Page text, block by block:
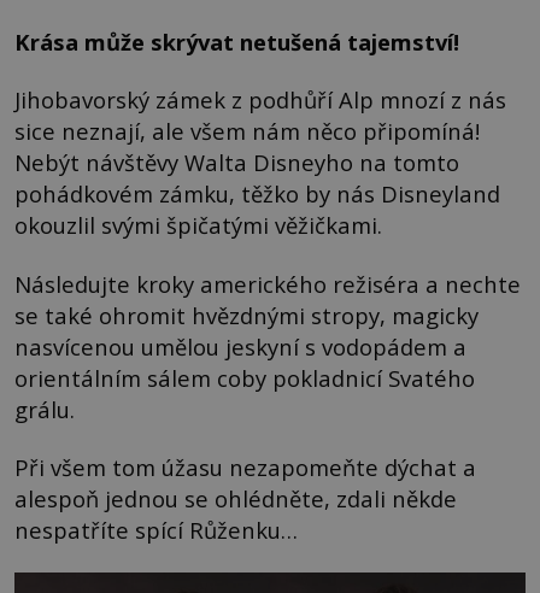
Krása může skrývat netušená tajemství!
Jihobavorský zámek z podhůří Alp mnozí z nás
sice neznají, ale všem nám něco připomíná!
Nebýt návštěvy Walta Disneyho na tomto
pohádkovém zámku, těžko by nás Disneyland
okouzlil svými špičatými věžičkami.
Následujte kroky amerického režiséra a nechte
se také ohromit hvězdnými stropy, magicky
nasvícenou umělou jeskyní s vodopádem a
orientálním sálem coby pokladnicí Svatého
grálu.
Při všem tom úžasu nezapomeňte dýchat a
alespoň jednou se ohlédněte, zdali někde
nespatříte spící Růženku…